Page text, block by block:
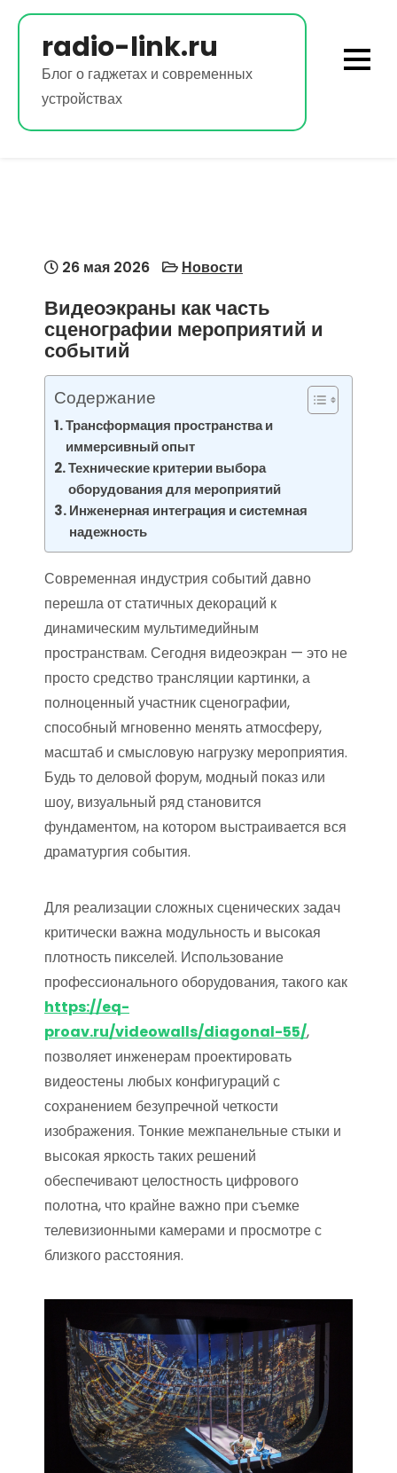
Перейти
содержимомуradio-link.ru
Блог о гаджетах и современных
устройствах
26 мая 2026 Новости
Видеоэкраны как часть
сценографии мероприятий и
событий
Содержание
Трансформация пространства и
иммерсивный опыт
Технические критерии выбора
оборудования для мероприятий
Инженерная интеграция и системная
надежность
Современная индустрия событий давно
перешла от статичных декораций к
динамическим мультимедийным
пространствам. Сегодня видеоэкран — это не
просто средство трансляции картинки, а
полноценный участник сценографии,
способный мгновенно менять атмосферу,
масштаб и смысловую нагрузку мероприятия.
Будь то деловой форум, модный показ или
шоу, визуальный ряд становится
фундаментом, на котором выстраивается вся
драматургия события.
Для реализации сложных сценических задач
критически важна модульность и высокая
плотность пикселей. Использование
профессионального оборудования, такого как
https://eq-
proav.ru/videowalls/diagonal-55/,
позволяет инженерам проектировать
видеостены любых конфигураций с
сохранением безупречной четкости
изображения. Тонкие межпанельные стыки и
высокая яркость таких решений
обеспечивают целостность цифрового
полотна, что крайне важно при съемке
телевизионными камерами и просмотре с
близкого расстояния.